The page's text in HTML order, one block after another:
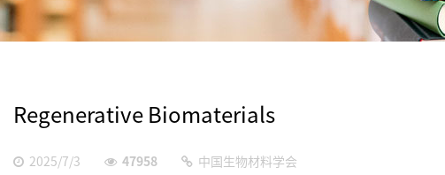
Regenerative Biomaterials
2025/7/3 47958 中国生物材料学会